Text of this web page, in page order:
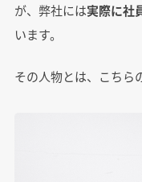
が、弊社には実際に社
います。
その人物とは、こちら